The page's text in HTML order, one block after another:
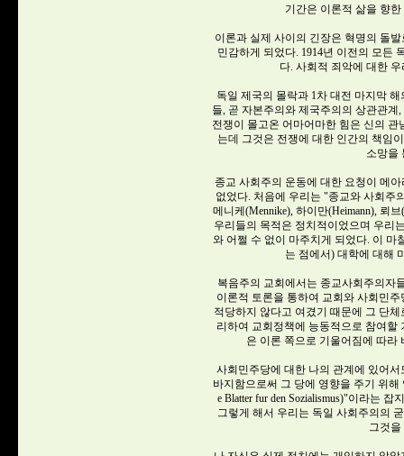
기간은 이론적 삶을 향
이론과 실제 사이의 긴장은 혁명의 돌
민감하게 되었다. 1914년 이전의 모든
다. 사회적 죄악에 대한
독일 제국의 몰락과 1차 대전 마지막
들, 곧 자본주의와 제국주의의 상관관
전쟁이 몰고온 어마어마한 힘은 신의
는데 그것은 전쟁에 대한 인간의 책임
소망을
종교 사회주의 운동에 대한 요청이 메
없었다. 처음에 우리는 "종교와 사회주
메니케(Mennike), 하이만(Heimann), 뢰
우리들의 목적은 정치적이었으며 우리
와 어쩔 수 없이 마주치게 되었다. 이
는 점에서) 대학에 대해
복음주의 교회에서는 종교사회주의자
이론적 토론을 통하여 교회와 사회민
적당하지 않다고 여겼기 때문에 그 단
리하여 교회정책에 능동적으로 참여할
은 이론 쪽으로 기울어짐에 따라
사회민주당에 대한 나의 관계에 있어
바지함으로써 그 당에 영향을 주기 위
e Blatter fur den Sozialismus)"이라는
그렇게 해서 우리는 독일 사회주의의
그것